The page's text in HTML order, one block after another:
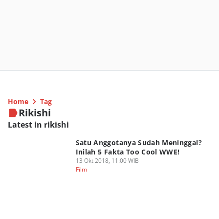
Home Tag
Rikishi
Latest in rikishi
Satu Anggotanya Sudah Meninggal?
Inilah 5 Fakta Too Cool WWE!
13 Okt 2018, 11:00 WIB
Film